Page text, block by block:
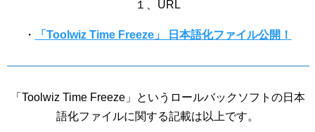
１、URL
・ 「Toolwiz Time Freeze」 日本語化ファイル公開！
「Toolwiz Time Freeze」というロールバックソフトの日本
語化ファイルに関する記載は以上です。